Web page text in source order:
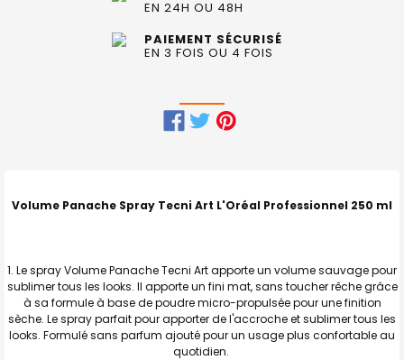
EN 24H OU 48H
PAIEMENT SÉCURISÉ
EN 3 FOIS OU 4 FOIS
ENSEMBLE
TOUT
SELECTIONNER
J'AJOUTE
LA
SÉLECTION
AU PANIER
Volume Panache Spray Tecni Art L'Oréal Professionnel 250 ml
Le spray Volume Panache Tecni Art apporte un volume sauvage pour
sublimer tous les looks. Il apporte un fini mat, sans toucher rêche grâce
à sa formule à base de poudre micro-propulsée pour une finition
sèche. Le spray parfait pour apporter de l'accroche et sublimer tous les
looks. Formulé sans parfum ajouté pour un usage plus confortable au
quotidien.